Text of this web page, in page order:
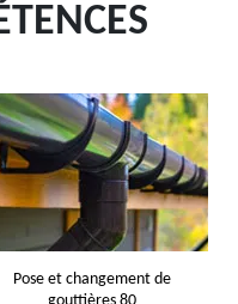
Pose et changement de